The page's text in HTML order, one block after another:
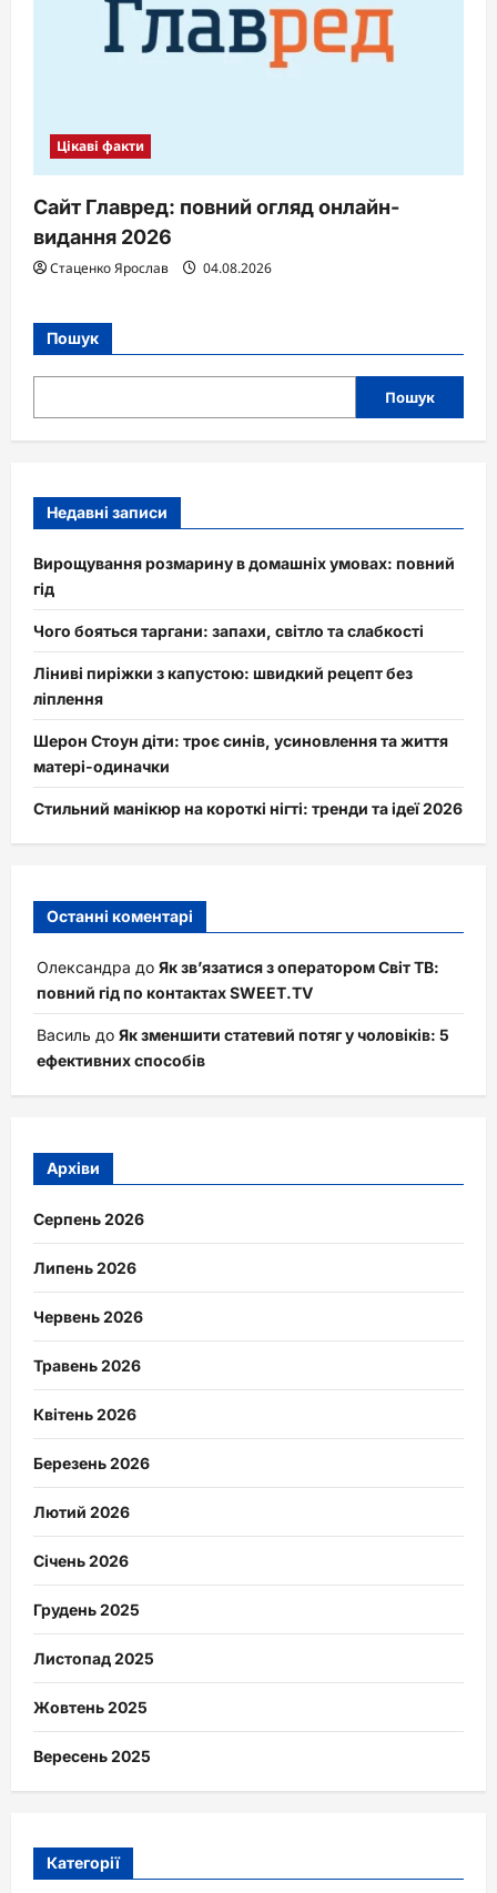
Цікаві факти
Сайт Главред: повний огляд онлайн-
видання 2026
Стаценко Ярослав 04.08.2026
Пошук
Пошук
Недавні записи
Вирощування розмарину в домашніх умовах: повний
гід
Чого бояться таргани: запахи, світло та слабкості
Ліниві пиріжки з капустою: швидкий рецепт без
ліплення
Шерон Стоун діти: троє синів, усиновлення та життя
матері-одиначки
Стильний манікюр на короткі нігті: тренди та ідеї 2026
Останні коментарі
Олександра до Як зв’язатися з оператором Світ ТВ:
повний гід по контактах SWEET.TV
Василь до Як зменшити статевий потяг у чоловіків: 5
ефективних способів
Архіви
Серпень 2026
Липень 2026
Червень 2026
Травень 2026
Квітень 2026
Березень 2026
Лютий 2026
Січень 2026
Грудень 2025
Листопад 2025
Жовтень 2025
Вересень 2025
Категорії